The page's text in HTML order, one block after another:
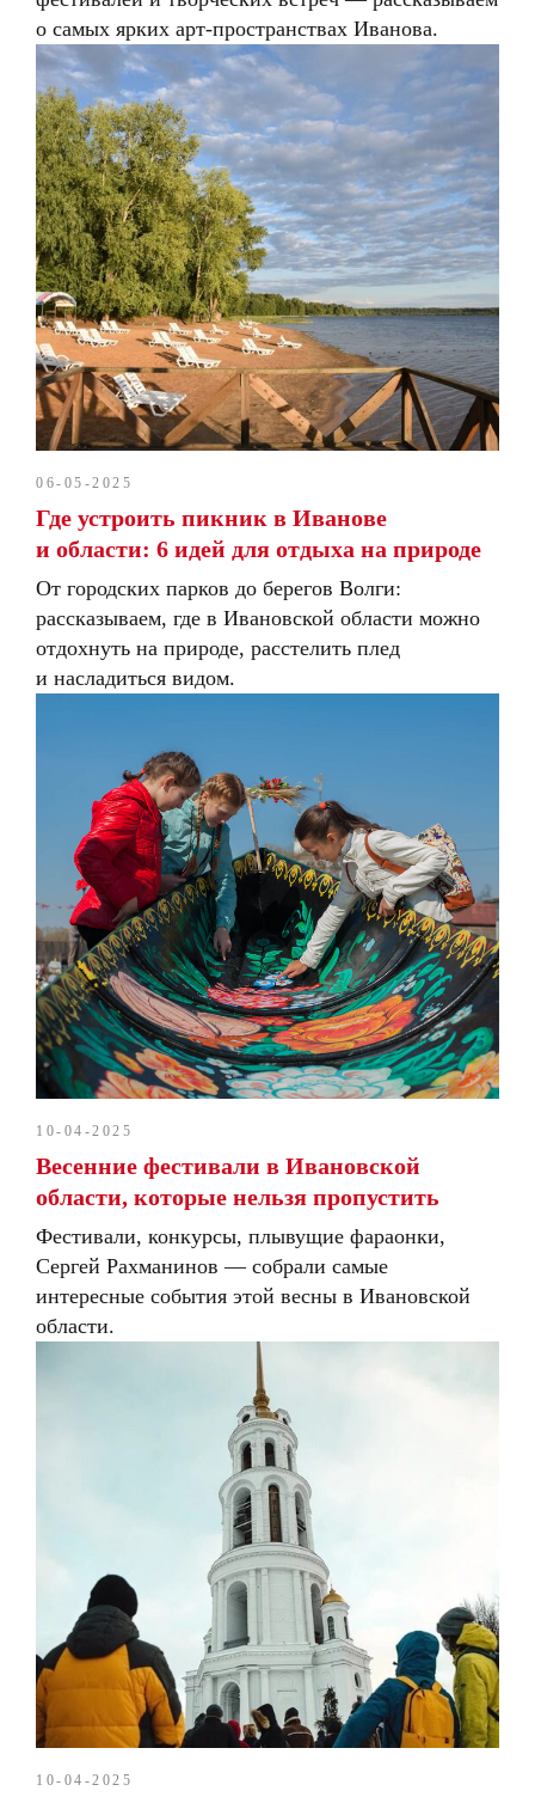
о самых ярких арт-пространствах Иванова.
06-05-2025
Где устроить пикник в Иванове
и области: 6 идей для отдыха на природе
От городских парков до берегов Волги:
рассказываем, где в Ивановской области можно
отдохнуть на природе, расстелить плед
и насладиться видом.
10-04-2025
Весенние фестивали в Ивановской
области, которые нельзя пропустить
Фестивали, конкурсы, плывущие фараонки,
Сергей Рахманинов — собрали самые
интересные события этой весны в Ивановской
области.
10-04-2025